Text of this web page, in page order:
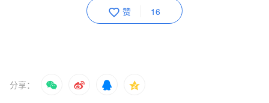
赞 16
分享：